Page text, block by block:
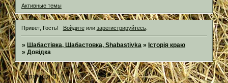
Активные темы
Привет, Гость! Войдитеили зарегистрируйтесь.
»Шабастівка, Шабастовка, Shabastivka »Історія краю
»Довідка
Страница:1